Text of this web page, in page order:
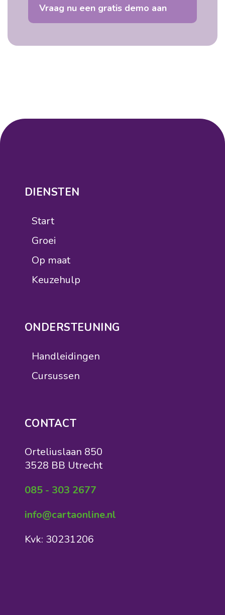
Vraag nu een gratis demo aan
DIENSTEN
Start
Groei
Op maat
Keuzehulp
ONDERSTEUNING
Handleidingen
Cursussen
CONTACT
Orteliuslaan 850
3528 BB Utrecht
085 - 303 2677
info@cartaonline.nl
Kvk: 30231206